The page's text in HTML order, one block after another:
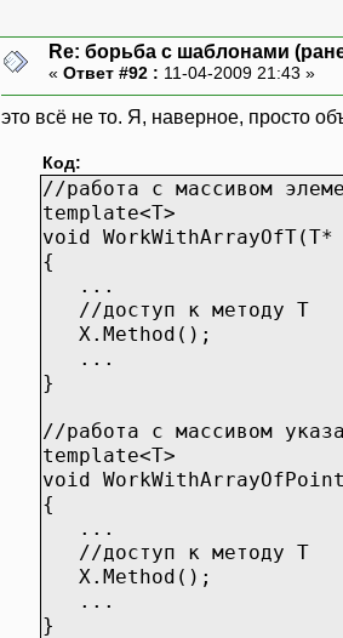
Re: борьба с шаблонами
« Ответ #92 : 11-04-2009 21:43 »
это всё не то. Я, наверное, просто
Код:
//работа с массивом
template<T>
void WorkWithArrayOfT(T*
{
...
//доступ к методу T
X.Method();
...
}
//работа с массивом
template<T>
void
{
...
//доступ к методу T
X.Method();
...
}